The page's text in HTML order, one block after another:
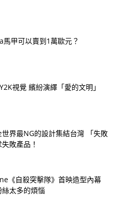
甲可以賣到1萬歐元？
視覺 繽紛演繹「愛的文明」
界最NG的設計集結台灣 「失敗
敗產品！
《自殺突擊隊》首映造型內幕
絲太多的煩惱